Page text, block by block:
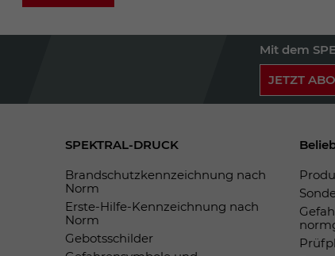
Mit dem
JETZT
SPEKTRAL-DRUCK
Brandschutzkennzeichnung nach
Norm
Erste-Hilfe-Kennzeichnung nach
Norm
Gebotsschilder